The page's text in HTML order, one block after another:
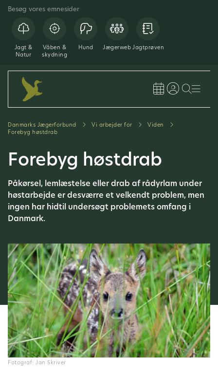
Besøg vores emnesider
Jagt &
Natur
Våben &
skydning
Hund Jægerweb Jagtprøven
Danmarks Jægerforbund Vi arbejder for
Viden
Forebyg høstdrab
Forebyg høstdrab
Påkørsel, lemlæstelse eller drab af rådyrlam under
høstarbejde er desværre et velkendt problem, men
ingen har hidtil undersøgt problemets omfang i
Danmark.
Fotograf: Jan Skriver